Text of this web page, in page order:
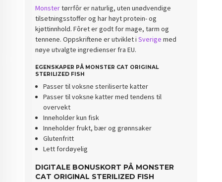
Monstertørrfôr er naturlig, uten unødvendige
tilsetningsstoffer og har høyt protein- og
kjøttinnhold. Fôret er godt for mage, tarm og
tennene. Oppskriftene er utviklet iSverige med
nøye utvalgte ingredienser fra EU.
EGENSKAPER PÅ MONSTER CAT ORIGINAL
STERILIZED FISH
Passer til voksne steriliserte katter
Passer til voksne katter med tendens til
overvekt
Inneholder kun fisk
Inneholder frukt, bær og grønnsaker
Glutenfritt
Lett fordøyelig
DIGITALE BONUSKORT PÅ MONSTER
CAT ORIGINAL STERILIZED FISH